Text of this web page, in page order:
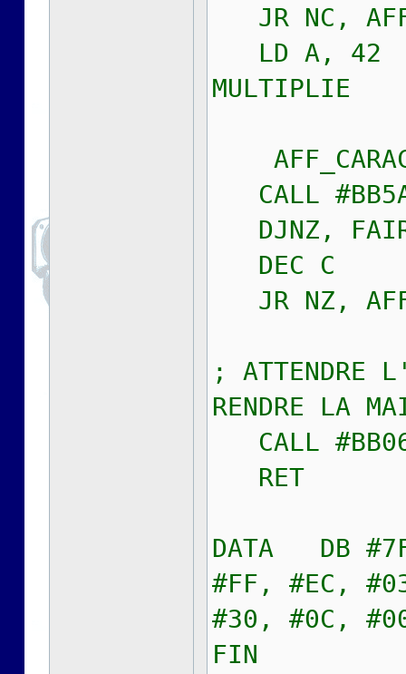
JR NC,
LD A,
MULTIPLIE
CALL
DJNZ,
DEC C
JR NZ,
; ATTENDRE
RENDRE LA
CALL
RET ;
DATA DB
#FF, #EC,
#30, #0C,
FIN ;